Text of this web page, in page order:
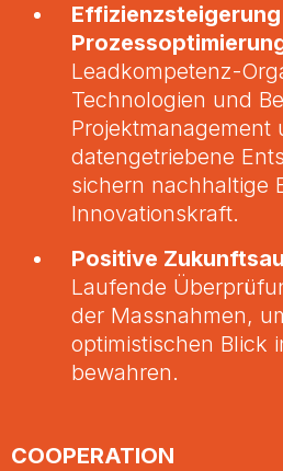
Leadkompetenz-
Technologien und
Projektmanagement
datengetriebene
sichern nachhaltige
Innovationskraft.
Positive
Laufende
der Massnahmen,
optimistischen Blick
bewahren.
COOPERATION